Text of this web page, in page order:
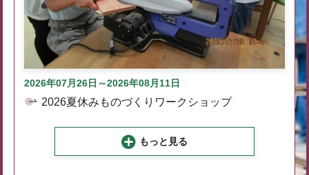
2026年07月26日～2026年08月11日
2026夏休みものづくりワークショップ
もっと見る